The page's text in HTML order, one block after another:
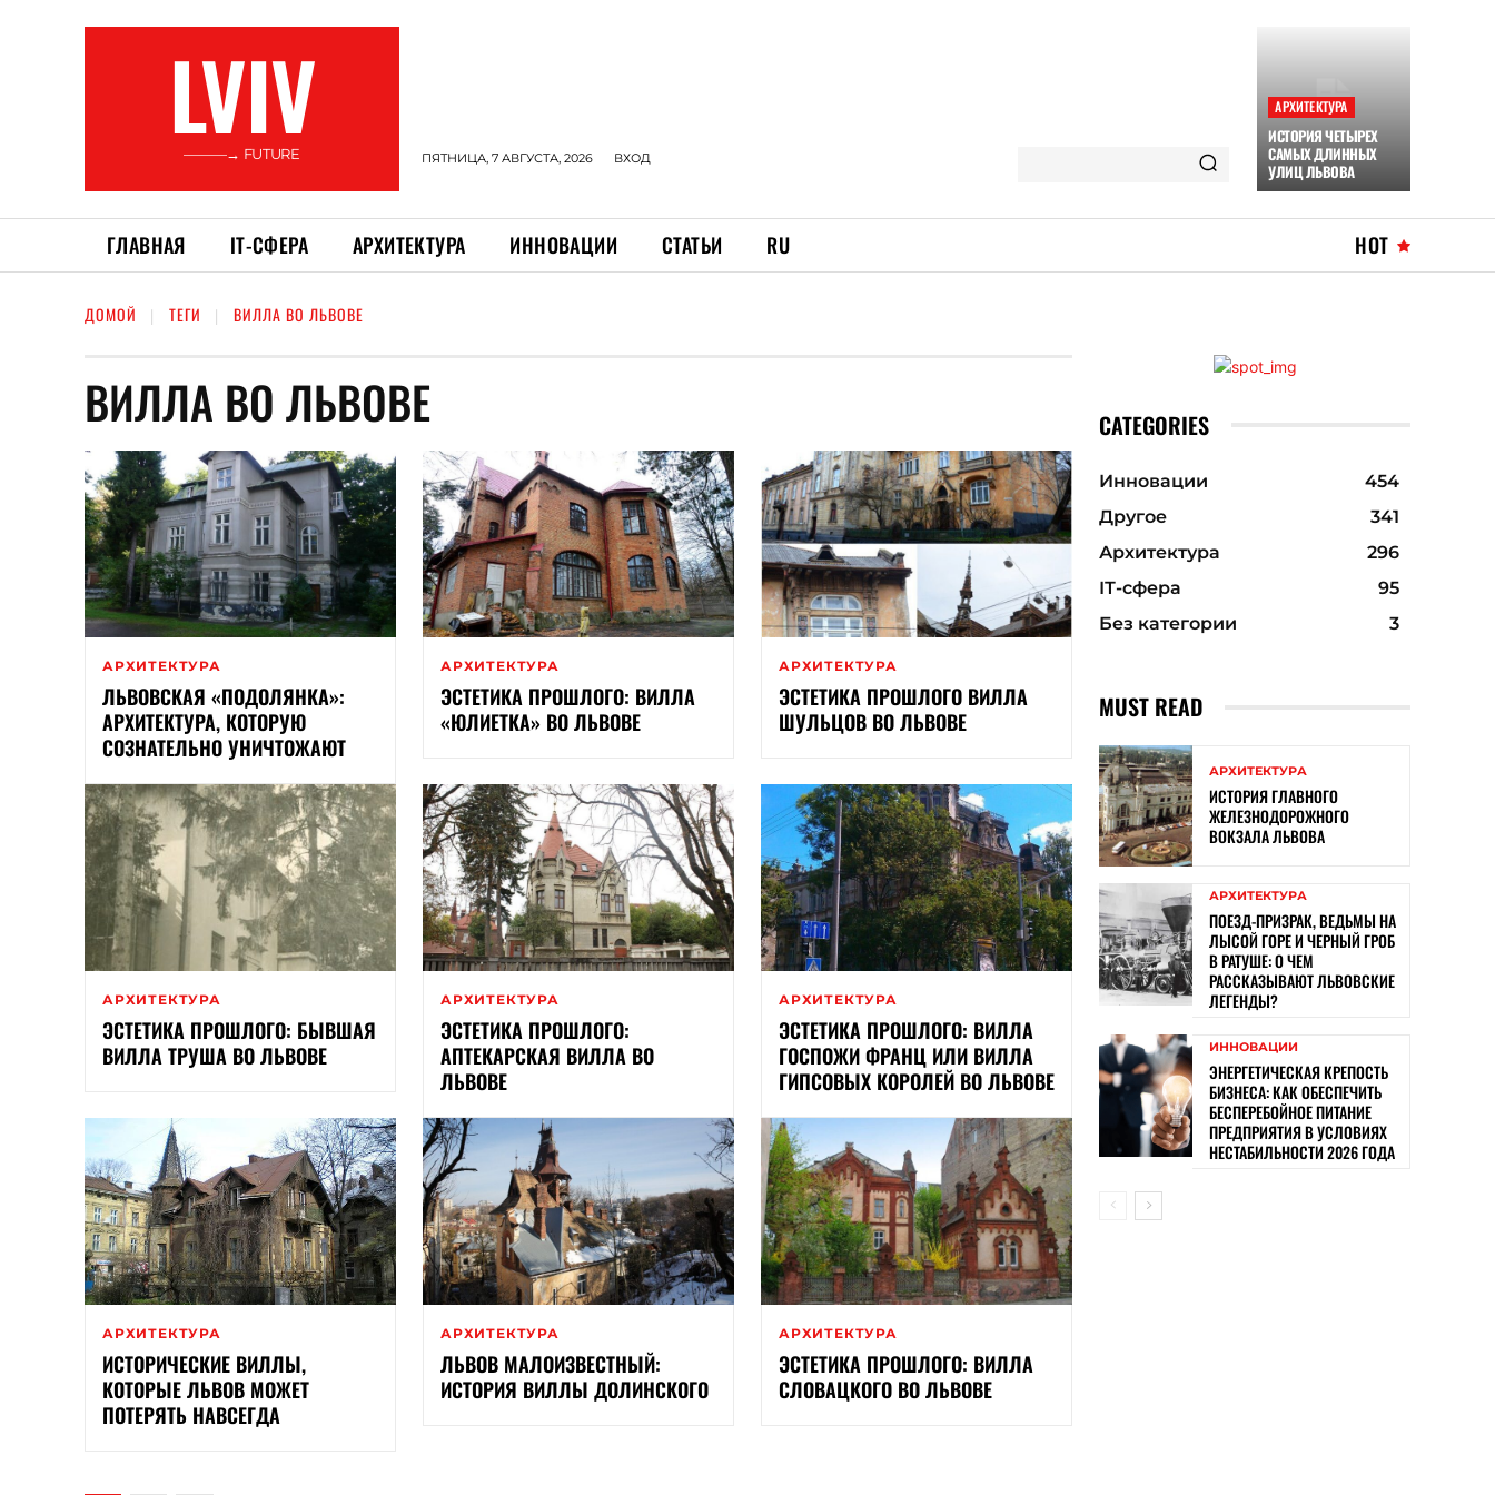
LVIV
———→ FUTURE ПЯТНИЦА, 7 АВГУСТА, 2026 ВХОД
АРХИТЕКТУРА
ИСТОРИЯ ЧЕТЫРЕХ
САМЫХ ДЛИННЫХ
УЛИЦ ЛЬВОВА
ГЛАВНАЯ ІТ-СФЕРА АРХИТЕКТУРА ИННОВАЦИИ СТАТЬИ RU HOT
ДОМОЙ ТЕГИ ВИЛЛА ВО ЛЬВОВЕ
ВИЛЛА ВО ЛЬВОВЕ
АРХИТЕКТУРА
ЛЬВОВСКАЯ «ПОДОЛЯНКА»:
АРХИТЕКТУРА, КОТОРУЮ
СОЗНАТЕЛЬНО УНИЧТОЖАЮТ
АРХИТЕКТУРА
ЭСТЕТИКА ПРОШЛОГО: ВИЛЛА
«ЮЛИЕТКА» ВО ЛЬВОВЕ
АРХИТЕКТУРА
ЭСТЕТИКА ПРОШЛОГО ВИЛЛА
ШУЛЬЦОВ ВО ЛЬВОВЕ
АРХИТЕКТУРА
ЭСТЕТИКА ПРОШЛОГО: БЫВШАЯ
ВИЛЛА ТРУША ВО ЛЬВОВЕ
АРХИТЕКТУРА
ЭСТЕТИКА ПРОШЛОГО:
АПТЕКАРСКАЯ ВИЛЛА ВО
ЛЬВОВЕ
АРХИТЕКТУРА
ЭСТЕТИКА ПРОШЛОГО: ВИЛЛА
ГОСПОЖИ ФРАНЦ ИЛИ ВИЛЛА
ГИПСОВЫХ КОРОЛЕЙ ВО ЛЬВОВЕ
АРХИТЕКТУРА
ИСТОРИЧЕСКИЕ ВИЛЛЫ,
КОТОРЫЕ ЛЬВОВ МОЖЕТ
ПОТЕРЯТЬ НАВСЕГДА
АРХИТЕКТУРА
ЛЬВОВ МАЛОИЗВЕСТНЫЙ:
ИСТОРИЯ ВИЛЛЫ ДОЛИНСКОГО
АРХИТЕКТУРА
ЭСТЕТИКА ПРОШЛОГО: ВИЛЛА
СЛОВАЦКОГО ВО ЛЬВОВЕ
CATEGORIES
Инновации
454
Другое
341
Архитектура
296
ІТ-сфера
95
Без категории
3
MUST READ
АРХИТЕКТУРА
ИСТОРИЯ ГЛАВНОГО
ЖЕЛЕЗНОДОРОЖНОГО
ВОКЗАЛА ЛЬВОВА
АРХИТЕКТУРА
ПОЕЗД-ПРИЗРАК, ВЕДЬМЫ НА
ЛЫСОЙ ГОРЕ И ЧЕРНЫЙ ГРОБ
В РАТУШЕ: О ЧЕМ
РАССКАЗЫВАЮТ ЛЬВОВСКИЕ
ЛЕГЕНДЫ?
ИННОВАЦИИ
ЭНЕРГЕТИЧЕСКАЯ КРЕПОСТЬ
БИЗНЕСА: КАК ОБЕСПЕЧИТЬ
БЕСПЕРЕБОЙНОЕ ПИТАНИЕ
ПРЕДПРИЯТИЯ В УСЛОВИЯХ
НЕСТАБИЛЬНОСТИ 2026 ГОДА